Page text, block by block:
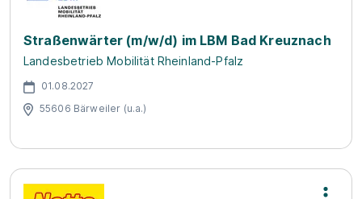
Straßenwärter (m/w/d) im LBM Bad Kreuznach
Landesbetrieb Mobilität Rheinland-Pfalz
01.08.2027
55606 Bärweiler (u.a.)